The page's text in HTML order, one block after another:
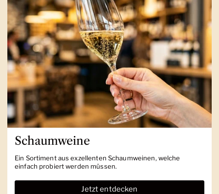
Schaumweine
Ein Sortiment aus exzellenten Schaumweinen, welche
einfach probiert werden müssen.
Jetzt entdecken